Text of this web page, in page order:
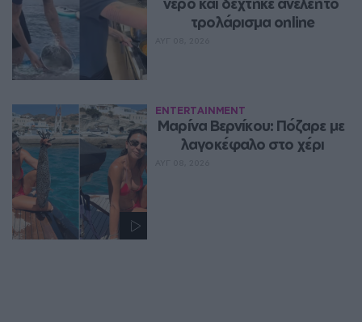
τρολάρισμα online
ENTERTAINMENT
Μαρίνα Βερνίκου: Πόζαρε με
λαγοκέφαλο στο χέρι